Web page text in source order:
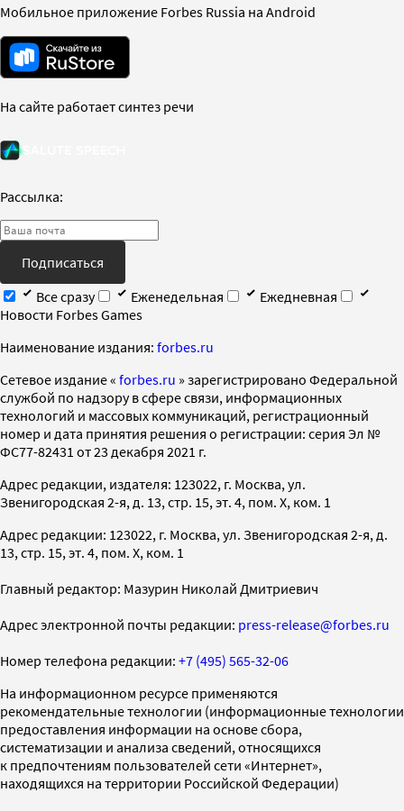
Мобильное приложение Forbes Russia на Android
На сайте работает синтез речи
Рассылка:
Подписаться
Все сразу
Еженедельная
Ежедневная
Новости Forbes Games
Наименование издания: forbes.ru
Cетевое издание « forbes.ru » зарегистрировано Федеральной
службой по надзору в сфере связи, информационных
технологий и массовых коммуникаций, регистрационный
номер и дата принятия решения о регистрации: серия Эл №
ФС77-82431 от 23 декабря 2021 г.
Адрес редакции, издателя: 123022, г. Москва, ул.
Звенигородская 2-я, д. 13, стр. 15, эт. 4, пом. X, ком. 1
Адрес редакции: 123022, г. Москва, ул. Звенигородская 2-я, д.
13, стр. 15, эт. 4, пом. X, ком. 1
Главный редактор: Мазурин Николай Дмитриевич
Адрес электронной почты редакции: press-release@forbes.ru
Номер телефона редакции: +7 (495) 565-32-06
На информационном ресурсе применяются
рекомендательные технологии (информационные технологии
предоставления информации на основе сбора,
систематизации и анализа сведений, относящихся
к предпочтениям пользователей сети «Интернет»,
находящихся на территории Российской Федерации)